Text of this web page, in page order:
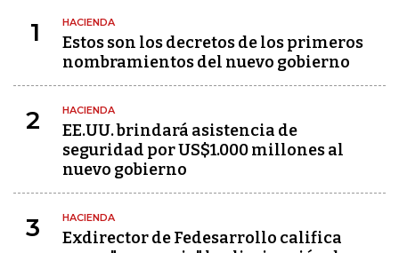
1 HACIENDA
Estos son los decretos de los primeros
nombramientos del nuevo gobierno
2 HACIENDA
EE.UU. brindará asistencia de
seguridad por US$1.000 millones al
nuevo gobierno
3 HACIENDA
Exdirector de Fedesarrollo califica